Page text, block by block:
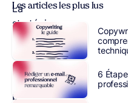
La
stratégie
commerciale
traditionnelle
s’est
toujours
basée
Les articles les plus lus
6